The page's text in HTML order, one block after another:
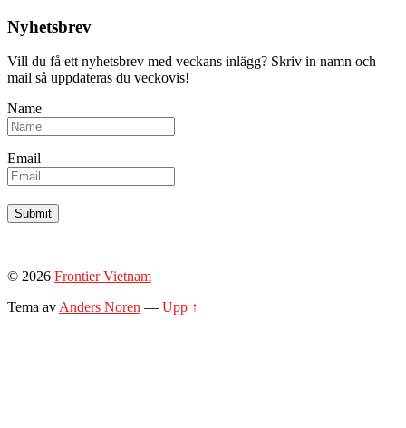
Nyhetsbrev
Vill du få ett nyhetsbrev med veckans inlägg? Skriv in namn och
mail så uppdateras du veckovis!
Name
Email
© 2026 Frontier Vietnam
Tema avAnders Noren — Upp ↑